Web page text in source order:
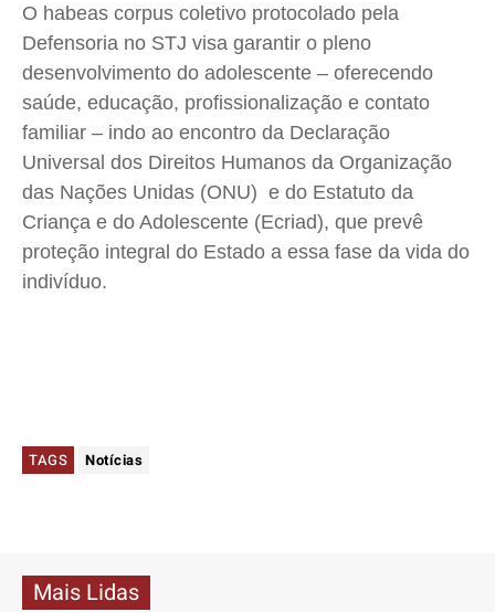
O habeas corpus coletivo protocolado pela
Defensoria no STJ visa garantir o pleno
desenvolvimento do adolescente – oferecendo
saúde, educação, profissionalização e contato
familiar – indo ao encontro da Declaração
Universal dos Direitos Humanos da Organização
das Nações Unidas (ONU) e do Estatuto da
Criança e do Adolescente (Ecriad), que prevê
proteção integral do Estado a essa fase da vida do
indivíduo.
TAGS Notícias
Mais Lidas